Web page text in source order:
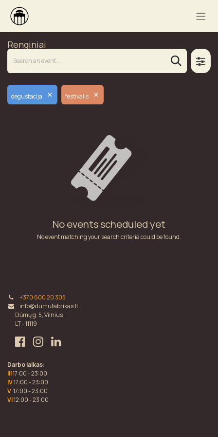
Renginiai
degustacija × festivalis ×
No events scheduled yet
No event matching your search criteria could be found.
+370 600 20 305
info@dumufabrikas.lt
Dūmų g. 5, Vilnius
LT - 11119
Darbo laikas:
III17:00 - 23:00
IV17:00 - 23:00
V 17:00 - 23:00
VI12:00 - 23:00